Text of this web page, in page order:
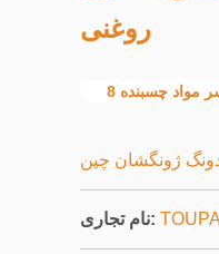
روغنی
مواد چسبنده
ژونگشان چین
نام تجاری: